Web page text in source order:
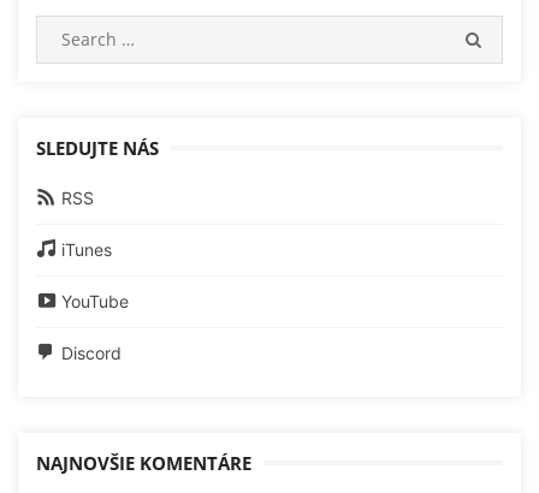
SLEDUJTE NÁS
RSS
iTunes
YouTube
Discord
NAJNOVŠIE KOMENTÁRE